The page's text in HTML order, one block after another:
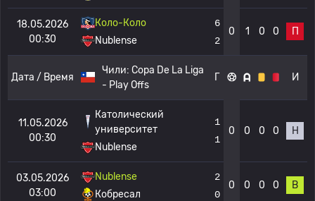
18.05.2026
00:30
Коло-Коло
Nublense
6
2
0 1 0 0 П
Дата / Время
Чили: Copa De La Liga
- Play Offs
Г И
11.05.2026
00:30
Католический
университет
Nublense
1
1
0 0 0 0 Н
03.05.2026
03:00
Nublense
Кобресал
2
0
0 0 0 0 В